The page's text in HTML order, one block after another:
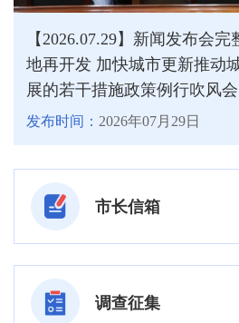
【2026.07.29】新闻发布会
地再开发 加快城市更新推动
展的若干措施政策例行吹风会
发布时间： 2026年07月29日
市长信箱
调查征集